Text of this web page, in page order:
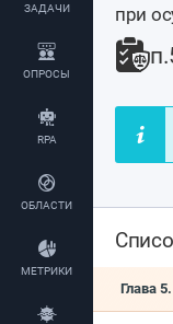
ЗАДАЧИ
ОПРОСЫ
RPA
ОБЛАСТИ
МЕТРИКИ
при
Глава